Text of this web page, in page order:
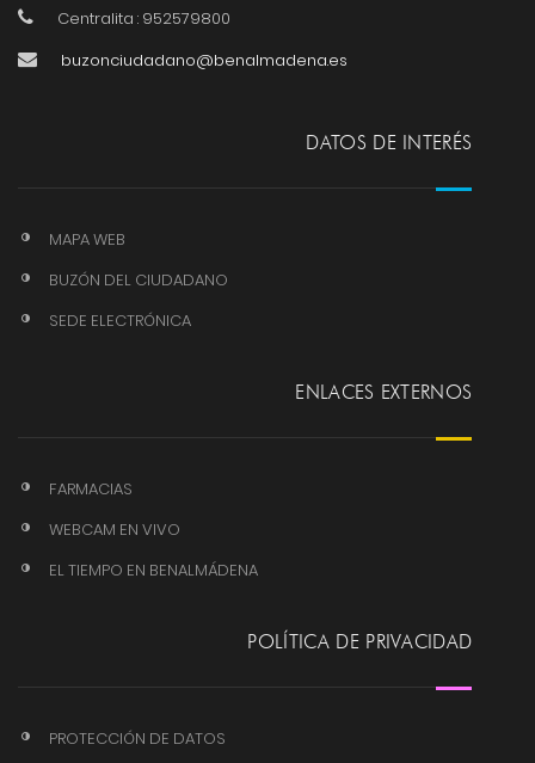
Centralita : 952579800
buzonciudadano@benalmadena.es
DATOS DE INTERÉS
MAPA WEB
BUZÓN DEL CIUDADANO
SEDE ELECTRÓNICA
ENLACES EXTERNOS
FARMACIAS
WEBCAM EN VIVO
EL TIEMPO EN BENALMÁDENA
POLÍTICA DE PRIVACIDAD
PROTECCIÓN DE DATOS